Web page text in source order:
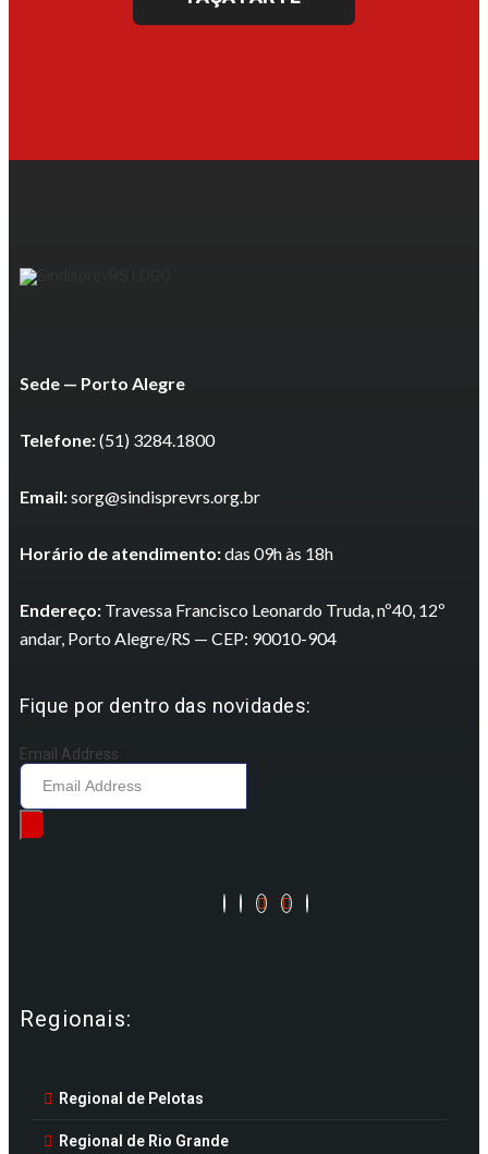
Sede — Porto Alegre
Telefone:(51) 3284.1800
Email:sorg@sindisprevrs.org.br
Horário de atendimento:das 09h às 18h
Endereço: Travessa Francisco Leonardo Truda, nº40, 12º
andar, Porto Alegre/RS — CEP: 90010-904
Fique por dentro das novidades:
Email Address
Regionais:
Regional de Pelotas
Regional de Rio Grande